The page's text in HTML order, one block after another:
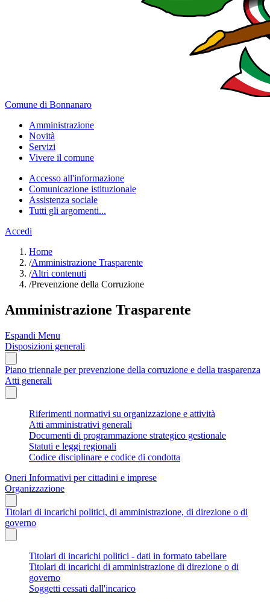
Comune di Bonnanaro
Amministrazione
Novità
Servizi
Vivere il comune
Accesso all'informazione
Comunicazione istituzionale
Assistenza sociale
Tutti gli argomenti...
Accedi
Home
/Amministrazione Trasparente
/Altri contenuti
/Prevenzione della Corruzione
Amministrazione Trasparente
Espandi Menu
Disposizioni generali
Piano triennale per prevenzione della corruzione e della trasparenza
Atti generali
Riferimenti normativi su organizzazione e attività
Atti amministrativi generali
Documenti di programmazione strategico gestionale
Statuti e leggi regionali
Codice disciplinare e codice di condotta
Oneri Informativi per cittadini e imprese
Organizzazione
Titolari di incarichi politici, di amministrazione, di direzione o di
governo
Titolari di incarichi politici - dati in formato tabellare
Titolari di incarichi di amministrazione di direzione o di
governo
Soggetti cessati dall'incarico